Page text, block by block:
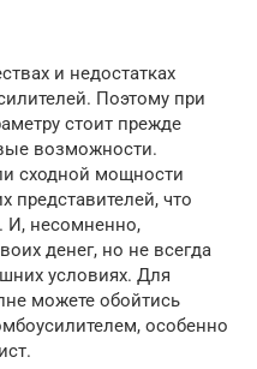
и недостатках
Поэтому при
стоит прежде
возможности.
сходной мощности
представителей, что
И, несомненно,
денег, но не всегда
условиях. Для
можете обойтись
особенно